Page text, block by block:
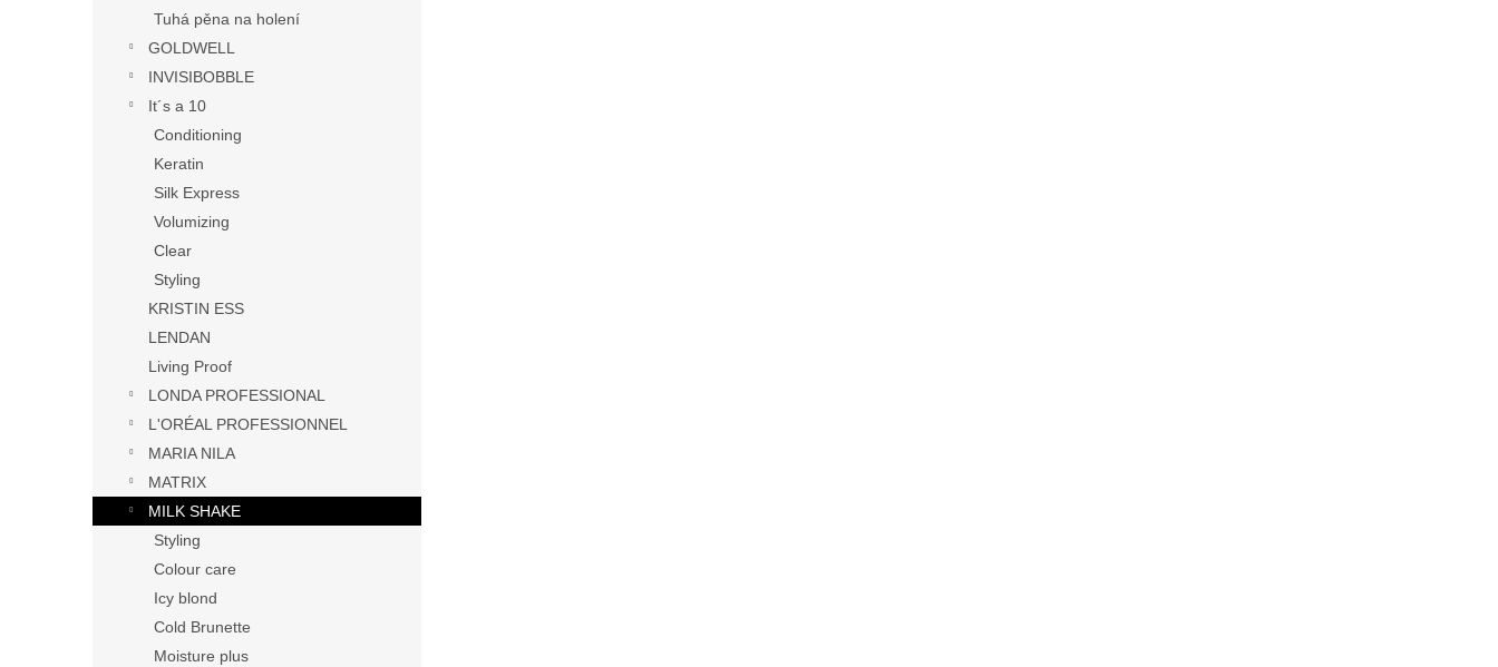
Tuhá pěna na holení
GOLDWELL
INVISIBOBBLE
It´s a 10
Conditioning
Keratin
Silk Express
Volumizing
Clear
Styling
KRISTIN ESS
LENDAN
Living Proof
LONDA PROFESSIONAL
L'ORÉAL PROFESSIONNEL
MARIA NILA
MATRIX
MILK SHAKE
Styling
Colour care
Icy blond
Cold Brunette
Moisture plus